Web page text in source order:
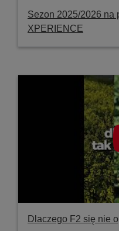
Sezon 2025/2026 na
XPERIENCE
Dlaczego F2 się nie